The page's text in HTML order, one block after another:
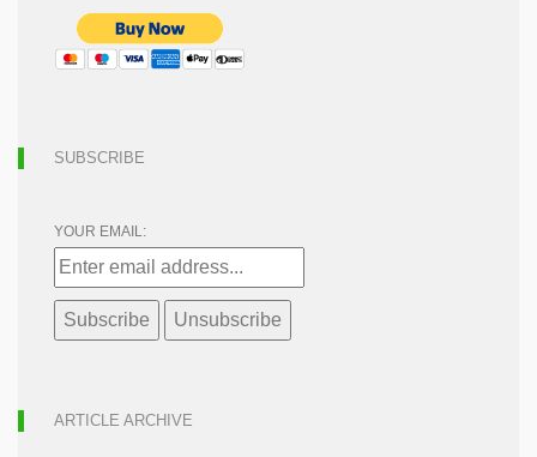
SUBSCRIBE
YOUR EMAIL:
ARTICLE ARCHIVE